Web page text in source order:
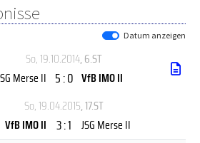
Datum anzeigen
So, 19.10.2014, 6.ST
Merse II 5 : 0 VfB IMO II
So, 19.04.2015, 17.ST
VfB IMO II 3 : 1 JSG Merse II